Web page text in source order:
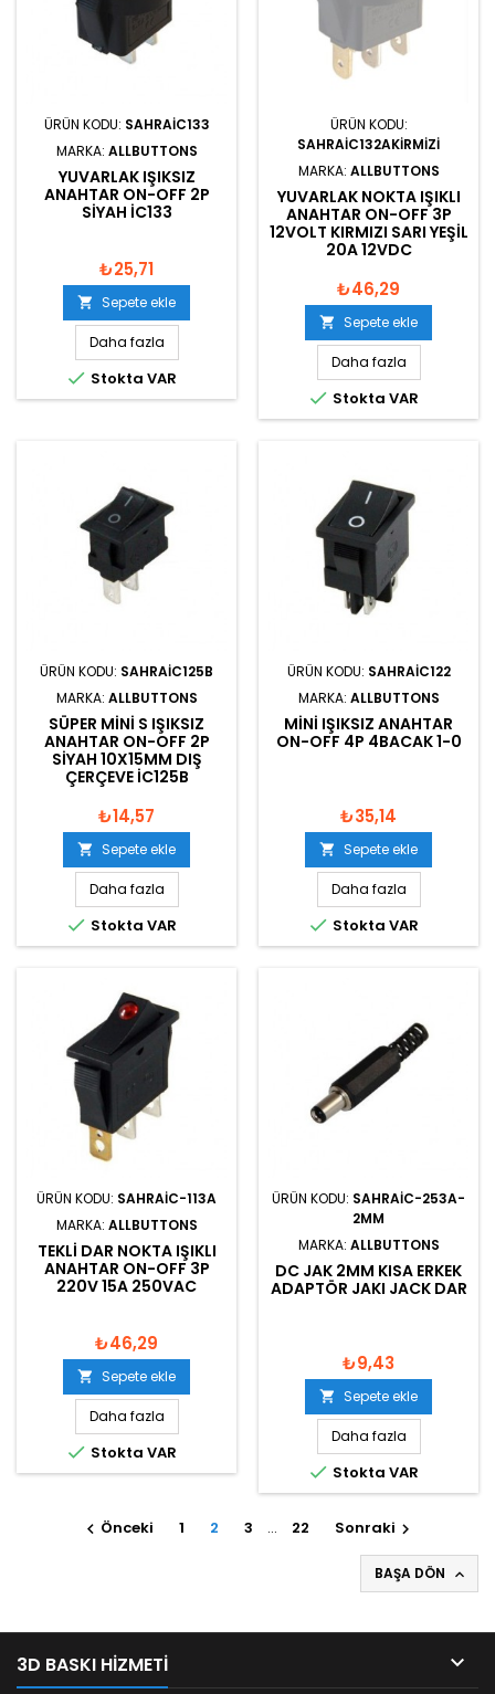
ÜRÜN KODU: SAHRAIC133
MARKA: ALLBUTTONS
YUVARLAK IŞIKSIZ
ANAHTAR ON-OFF 2P
SIYAH IC133
₺25,71
 Sepete ekle
Daha fazla
 Stokta VAR
ÜRÜN KODU:
SAHRAIC132AKIRMIZI
MARKA: ALLBUTTONS
YUVARLAK NOKTA IŞIKLI
ANAHTAR ON-OFF 3P
12VOLT KIRMIZI SARI YEŞIL
20A 12VDC
₺46,29
 Sepete ekle
Daha fazla
 Stokta VAR
ÜRÜN KODU: SAHRAIC125B
MARKA: ALLBUTTONS
SÜPER MINI S IŞIKSIZ
ANAHTAR ON-OFF 2P
SIYAH 10X15MM DIŞ
ÇERÇEVE IC125B
₺14,57
 Sepete ekle
Daha fazla
 Stokta VAR
ÜRÜN KODU: SAHRAIC122
MARKA: ALLBUTTONS
MINI IŞIKSIZ ANAHTAR
ON-OFF 4P 4BACAK 1-0
₺35,14
 Sepete ekle
Daha fazla
 Stokta VAR
ÜRÜN KODU: SAHRAIC-113A
MARKA: ALLBUTTONS
TEKLI DAR NOKTA IŞIKLI
ANAHTAR ON-OFF 3P
220V 15A 250VAC
₺46,29
 Sepete ekle
Daha fazla
 Stokta VAR
ÜRÜN KODU: SAHRAIC-253A-
2MM
MARKA: ALLBUTTONS
DC JAK 2MM KISA ERKEK
ADAPTÖR JAKI JACK DAR
₺9,43
 Sepete ekle
Daha fazla
 Stokta VAR
 Önceki 1 2 3 … 22 Sonraki 
BAŞA DÖN 
3D BASKI HIZMETI 